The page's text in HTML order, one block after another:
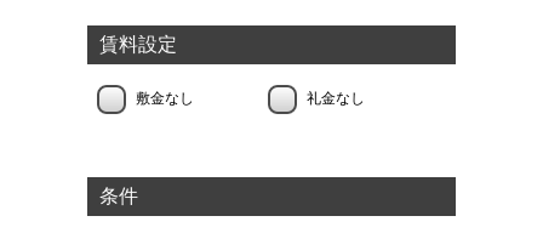
賃料設定
敷金なし 礼金なし
条件